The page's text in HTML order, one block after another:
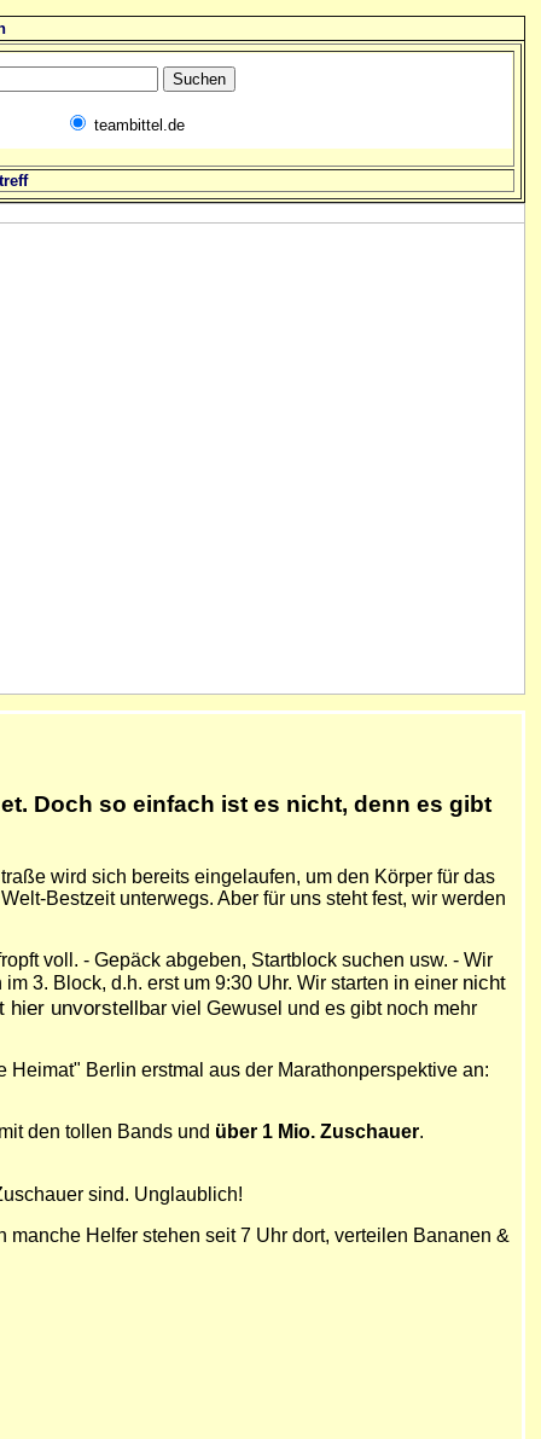
teambittel.de
Doch so einfach ist es nicht, denn es gibt
wird sich bereits eingelaufen, um den Körper für das
Bestzeit unterwegs. Aber für uns steht fest, wir werden
voll. - Gepäck abgeben, Startblock suchen usw. - Wir
3. Block, d.h. erst um 9:30 Uhr. Wir starten in einer nicht
hier unvorstellbar viel Gewusel und es gibt noch mehr
Berlin erstmal aus der Marathonperspektive an:
den tollen Bands und über 1 Mio. Zuschauer.
sind. Unglaublich!
Helfer stehen seit 7 Uhr dort, verteilen Bananen &